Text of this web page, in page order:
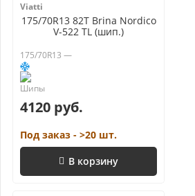
Viatti
175/70R13 82T Brina Nordico
V-522 TL (шип.)
175/70R13 —
4120 руб.
Под заказ - >20 шт.
В корзину